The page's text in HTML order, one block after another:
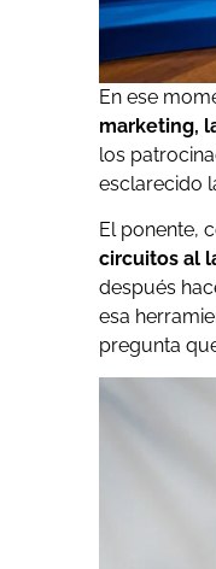
En ese
marketing,
los
esclarecido
El ponente,
circuitos al
después
esa
pregunta